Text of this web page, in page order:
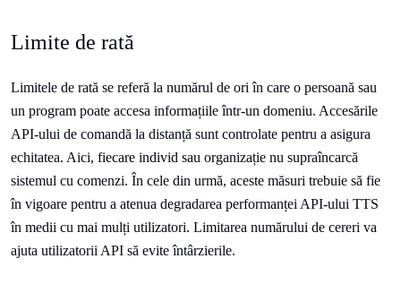
Limite de rată
Limitele de rată se referă la numărul de ori în care o persoană sau
un program poate accesa informațiile într-un domeniu. Accesările
API-ului de comandă la distanță sunt controlate pentru a asigura
echitatea. Aici, fiecare individ sau organizație nu supraîncarcă
sistemul cu comenzi. În cele din urmă, aceste măsuri trebuie să fie
în vigoare pentru a atenua degradarea performanței API-ului TTS
în medii cu mai mulți utilizatori. Limitarea numărului de cereri va
ajuta utilizatorii API să evite întârzierile.